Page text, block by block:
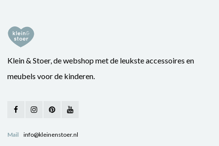
Klein & Stoer, de webshop met de leukste accessoires en
meubels voor de kinderen.
Mail info@kleinenstoer.nl